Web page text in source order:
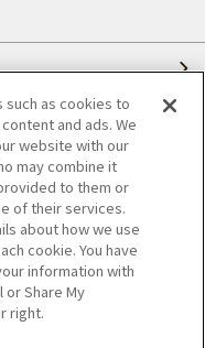
方へ
All rights reserved.
as cookies to
and ads. We
website with our
may combine it
to them or
of their services.
about how we use
cookie. You have
information with
Share My
right.